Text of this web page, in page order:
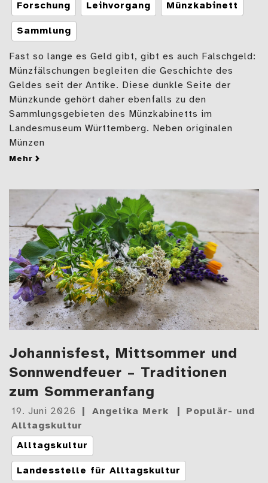
Tags
Forschung Leihvorgang Münzkabinett
Sammlung
Fast so lange es Geld gibt, gibt es auch Falschgeld:
Münzfälschungen begleiten die Geschichte des
Geldes seit der Antike. Diese dunkle Seite der
Münzkunde gehört daher ebenfalls zu den
Sammlungsgebieten des Münzkabinetts im
Landesmuseum Württemberg. Neben originalen
Münzen
mehr
Johannisfest, Mittsommer und
Sonnwendfeuer – Traditionen
zum Sommeranfang
Gepostet
am
19. Juni 2026 Angelika Merk
Populär- und
Alltagskultur
Tags
Alltagskultur
Landesstelle für Alltagskultur